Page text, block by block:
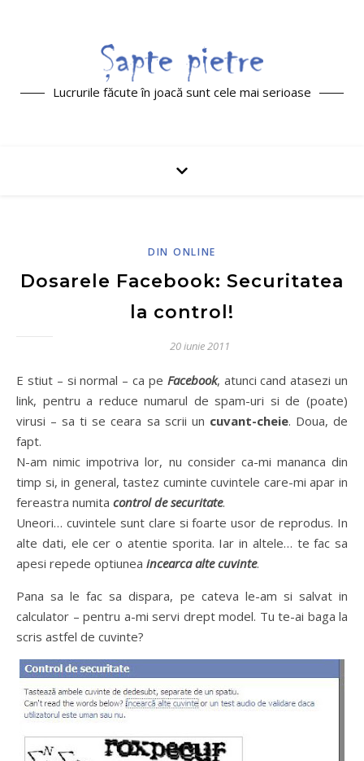
Lucrurile făcute în joacă sunt cele mai serioase
DIN ONLINE
Dosarele Facebook: Securitatea
la control!
20 iunie 2011
E stiut – si normal – ca pe Facebook, atunci cand atasezi un
link, pentru a reduce numarul de spam-uri si de (poate)
virusi – sa ti se ceara sa scrii un cuvant-cheie. Doua, de
fapt.
N-am nimic impotriva lor, nu consider ca-mi mananca din
timp si, in general, tastez cuminte cuvintele care-mi apar in
fereastra numita control de securitate.
Uneori… cuvintele sunt clare si foarte usor de reprodus. In
alte dati, ele cer o atentie sporita. Iar in altele… te fac sa
apesi repede optiunea incearca alte cuvinte.
Pana sa le fac sa dispara, pe cateva le-am si salvat in
calculator – pentru a-mi servi drept model. Tu te-ai baga la
scris astfel de cuvinte?